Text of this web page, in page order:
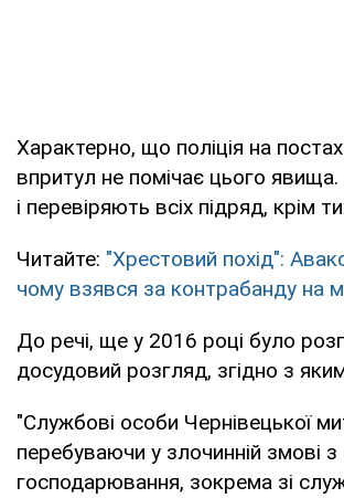
Характерно, що поліція на
впритул не помічає цього
і перевіряють всіх підряд, крім
Читайте: "Хрестовий похід":
чому взявся за контрабанду на
До речі, ще у 2016 році було
досудовий розгляд, згідно з
"Службові особи Чернівецької
перебуваючи у злочинній змові
господарювання, зокрема зі